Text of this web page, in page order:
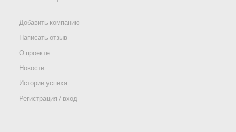
Добавить компанию
Написать отзыв
О проекте
Новости
Истории успеха
Регистрация / вход